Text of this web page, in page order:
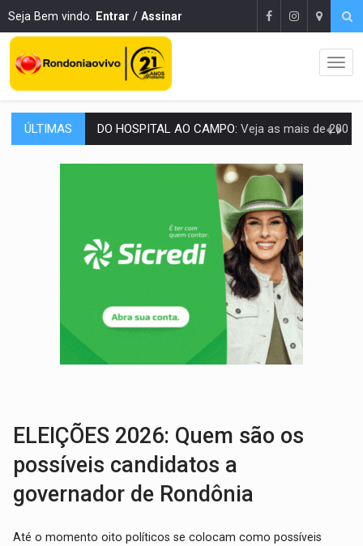
Seja Bem vindo. Entrar / Assinar
ÚLTIMAS DO HOSPITAL AO CAMPO: Veja as mais de 200 ações de Marcos
EXPANSÃO:Grupo Nova Era amplia presença em PVH e transforma Aramix
PCC amplia presença internacional e transforma Brasil em
CONEXÃO RONDONIAOVIVO:Museólogo Antônio Ocampo conduz a história de
EXTENSÃO DE DANOS: Ferroviários pedem ao Iphan recuperação de área
VARIANDO O CARDÁPIO:Veja essa receita de carne assada para o
PREJUÍZO AOS ESTUDANTES: Greve dos professores em PVH é
POSSESSÃO DE DEBORAH LOGAN: Terror mistura mistério e filmagens
ELEIÇÕES 2026: Quem são os
possíveis candidatos a
governador de Rondônia
Até o momento oito políticos se colocam como possíveis